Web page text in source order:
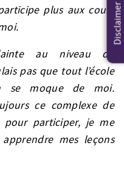
plus aux cours
au niveau de
pas que tout l’école
se moque de moi.
ce complexe de
pour participer, je me
mes leçons
Disclaimer